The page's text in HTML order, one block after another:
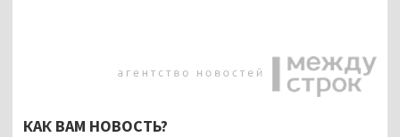
КАК ВАМ НОВОСТЬ?